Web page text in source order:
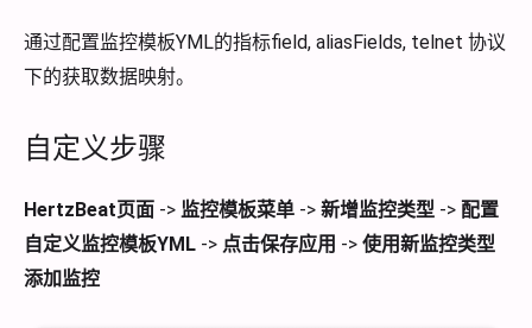
通过配置监控模板YML的指标field, aliasFields, telnet 协议
下的获取数据映射。
自定义步骤
HertzBeat页面 -> 监控模板菜单 -> 新增监控类型 -> 配置
自定义监控模板YML -> 点击保存应用 -> 使用新监控类型
添加监控